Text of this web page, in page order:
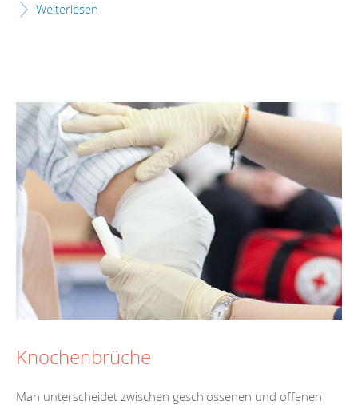
Weiterlesen
Knochenbrüche
Man unterscheidet zwischen geschlossenen und offenen